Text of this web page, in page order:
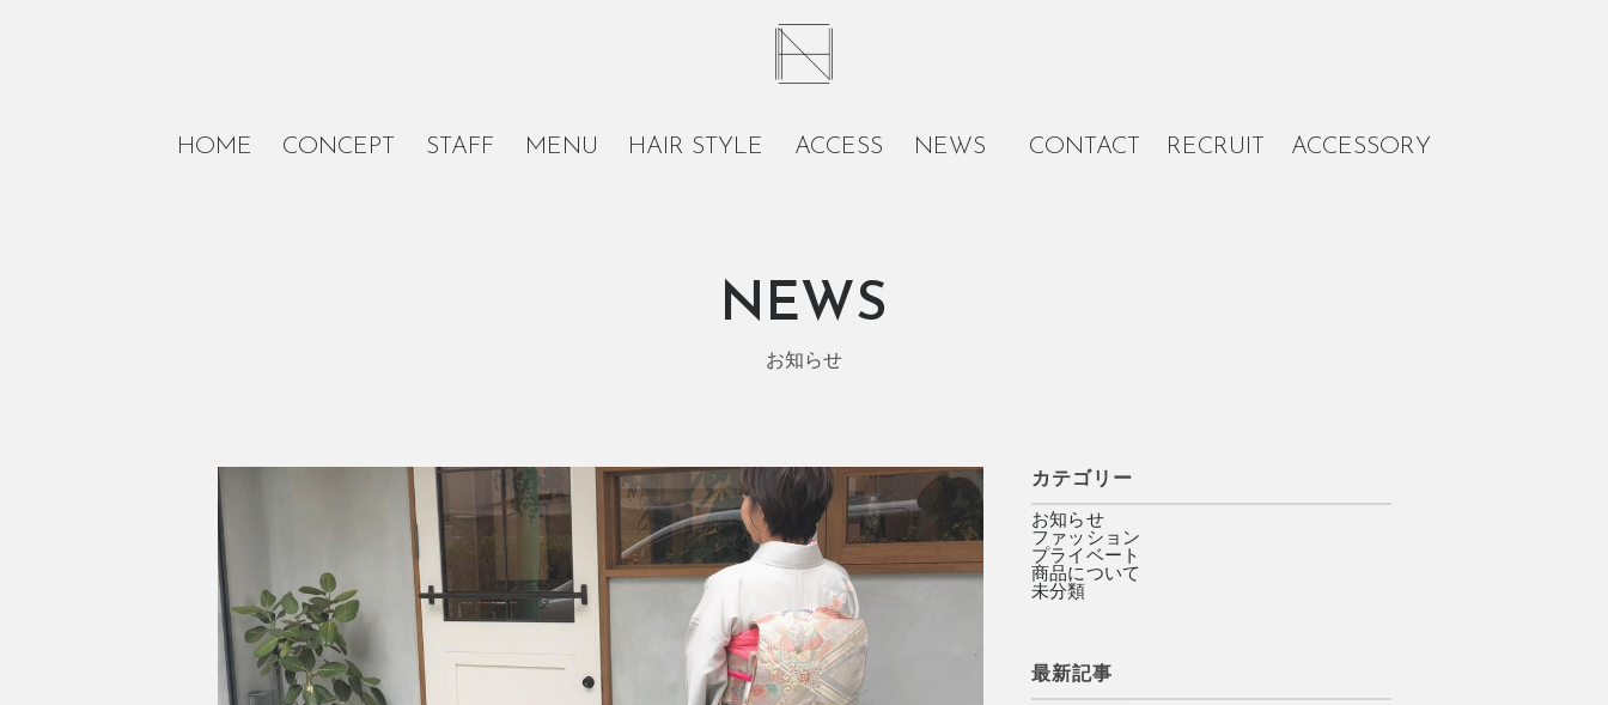
HOME CONCEPT STAFF MENU HAIR STYLE ACCESS NEWS CONTACT RECRUIT ACCESSORY
NEWS
お知らせ
カテゴリー
お知らせ
ファッション
プライベート
商品について
未分類
最新記事